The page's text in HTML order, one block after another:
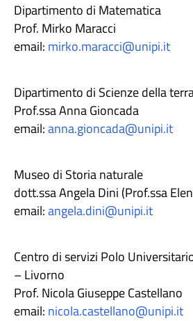
Dipartimento di Matematica
Prof. Mirko Maracci
email: mirko.maracci@unipi.it
Dipartimento di Scienze della
Prof.ssa Anna Gioncada
email:anna.gioncada@unipi.it
Museo di Storia naturale
dott.ssa Angela Dini (Prof.ssa
email:angela.dini@unipi.it
Centro di servizi Polo
– Livorno
Prof. Nicola Giuseppe Castellano
email: nicola.castellano@unipi.it